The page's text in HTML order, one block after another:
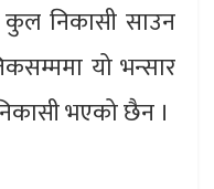
निकासी साउन
यो भन्सार
भएको छैन ।